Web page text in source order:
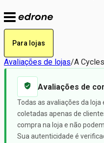
Para lojas
Avaliações de lojas/A
Avaliações de
Todas as avaliações da loja
coletadas apenas de
compra na loja e não
Sua autenticidade é